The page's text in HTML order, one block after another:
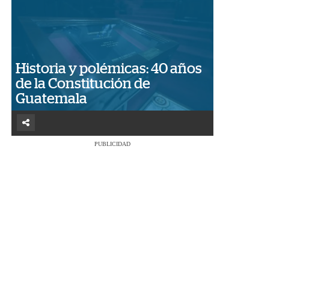
Historia y polémicas: 40 años
de la Constitución de
Guatemala
PUBLICIDAD